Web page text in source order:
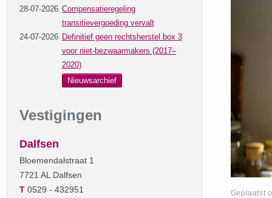
28-07-2026 Compensatieregeling
transitievergoeding vervalt
24-07-2026 Definitief geen rechtsherstel box 3
voor niet-bezwaarmakers (2017–
2020)
Nieuwsarchief
Vestigingen
Dalfsen
Bloemendalstraat 1
7721 AL Dalfsen
T0529 - 432951
Geplaatst